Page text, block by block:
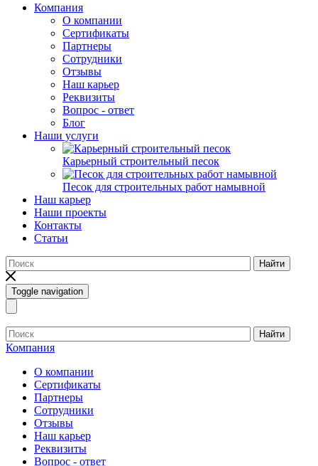
Компания
О компании
Сертификаты
Партнеры
Сотрудники
Отзывы
Наш карьер
Реквизиты
Вопрос - ответ
Блог
Наши услуги
Карьерный строительный песок
Песок для строительных работ намывной
Наш карьер
Наши проекты
Контакты
Статьи
Найти
Toggle navigation
Найти
Компания
О компании
Сертификаты
Партнеры
Сотрудники
Отзывы
Наш карьер
Реквизиты
Вопрос - ответ